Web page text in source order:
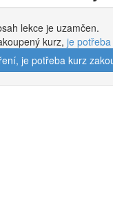
lekce je uzamčen.
kurz, je
je potřeba kurz